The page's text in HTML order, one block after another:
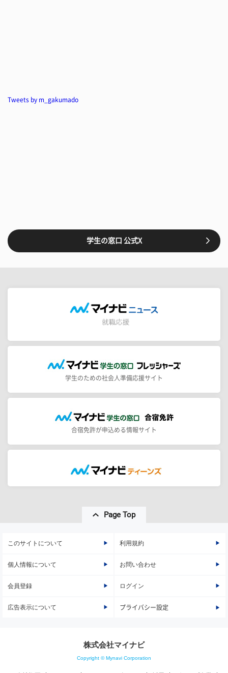
Tweets by m_gakumado
学生の窓口 公式X
学生のための社会人準備応援サイト
合宿免許が申込める情報サイト
Page Top
このサイトについて 利用規約
個人情報について お問い合わせ
会員登録 ログイン
広告表示について プライバシー設定
株式会社マイナビ
Copyright © Mynavi Corporation